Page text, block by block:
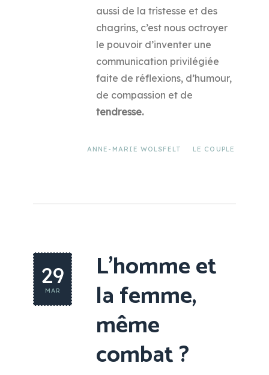
aussi de la tristesse et des
chagrins, c’est nous octroyer
le pouvoir d’inventer une
communication privilégiée
faite de réflexions, d’humour,
de compassion et de
tendresse.
ANNE-MARIE WOLSFELT LE COUPLE
29
MAR
L’homme et
la femme,
même
combat ?